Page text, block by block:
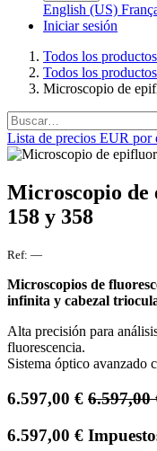
English (US)
Iniciar sesión
Todos los productos
Todos los productos
Microscopio de
Lista de precios EUR por
Microscopio de
158 y 358
Ref: —
Microscopios de
infinita y cabezal
Alta precisión para
fluorescencia.
Sistema óptico avanzado
6.597,00 € 6.597,00
6.597,00 €